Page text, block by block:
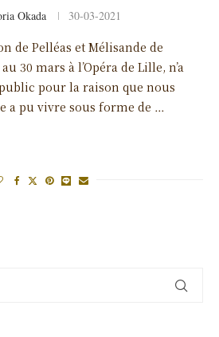
Okada 30-03-2021
de Pelléas et Mélisande de
30 mars à l’Opéra de Lille, n’a
pour la raison que nous
a pu vivre sous forme de …